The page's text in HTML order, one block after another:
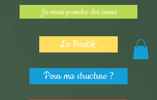
Je veux prendre des cours
La Boutik'
Pour ma structure ?